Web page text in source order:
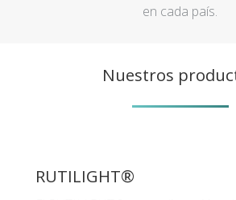
en cada país.
Nuestros
RUTILIGHT®